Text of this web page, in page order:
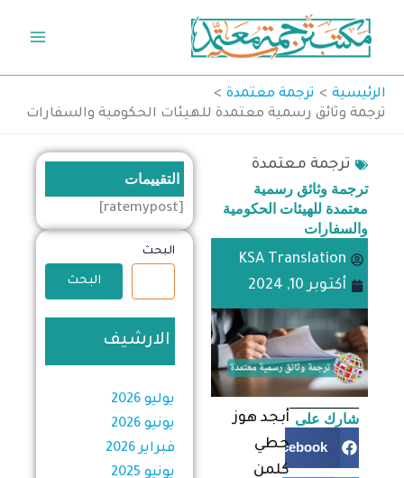
المحتوى
الرئيسية
ترجمة معتمدة
ترجمة وثائق رسمية معتمدة للهيئات الحكومية والسفارات
ترجمة معتمدة
ترجمة وثائق رسمية
معتمدة للهيئات الحكومية
والسفارات
KSA Translation
أكتوبر 10, 2024
شارك على
Facebook
أبجد هوز
حطي
كلمن
التقييمات
[ratemypost]
البحث
البحث
الارشيف
يوليو 2026
يونيو 2026
فبراير 2026
يونيو 2025